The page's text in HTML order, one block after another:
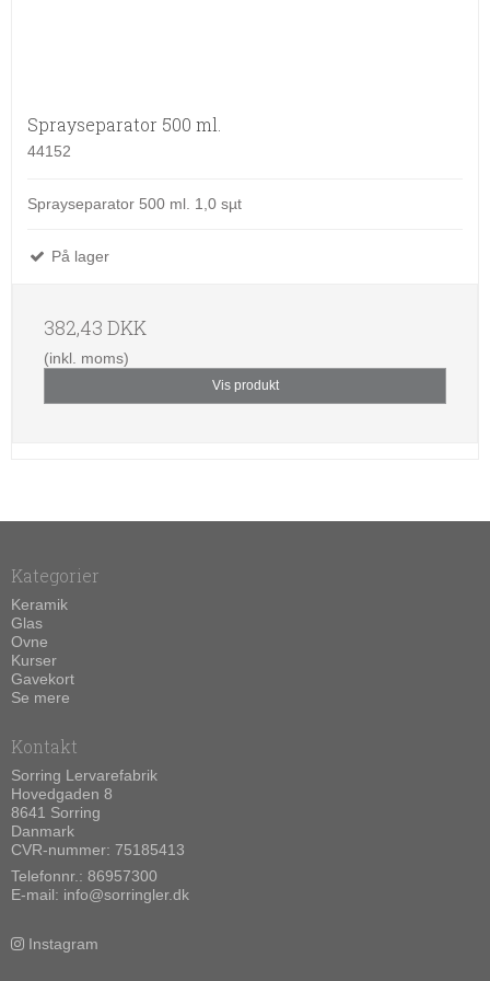
Sprayseparator 500 ml.
44152
Sprayseparator 500 ml. 1,0 sµt
På lager
382,43 DKK
(inkl. moms)
Vis produkt
Kategorier
Keramik
Glas
Ovne
Kurser
Gavekort
Se mere
Kontakt
Sorring Lervarefabrik
Hovedgaden 8
8641 Sorring
Danmark
CVR-nummer: 75185413
Telefonnr.: 86957300
E-mail: info@sorringler.dk
Instagram